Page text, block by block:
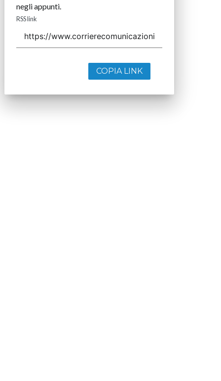
negli appunti.
RSS link
COPIA LINK